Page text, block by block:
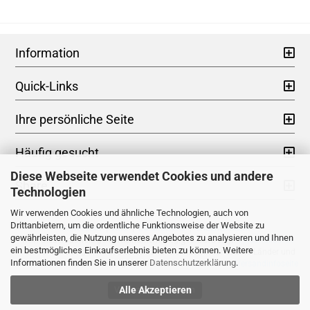
Diese Webseite verwendet Cookies und andere
Technologien
Wir verwenden Cookies und ähnliche Technologien, auch von
Drittanbietern, um die ordentliche Funktionsweise der Website zu
gewährleisten, die Nutzung unseres Angebotes zu analysieren und Ihnen
ein bestmögliches Einkaufserlebnis bieten zu können. Weitere
Informationen finden Sie in unserer Datenschutzerklärung.
Alle Akzeptieren
Information
Quick-Links
Ihre persönliche Seite
Häufig gesucht
Share
Impressum|AGB|Datenschutz|Widerrufsrecht
* Kein Steuerausweis gem. Kleinuntern.-Reg.§19 UStG zzgl.Versandkosten
** Gilt für Lieferungen nach Deutschland. Lieferzeiten für andere Länder und
Informationen zur Berechnung des Liefertermins siehe hier -Versandinfoseite
Vertrag widerrufen